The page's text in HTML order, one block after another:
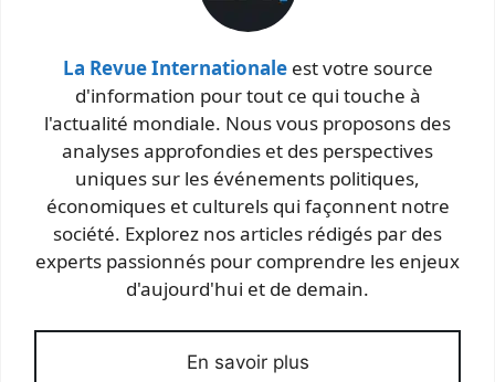
La Revue Internationaleest votre source
d'information pour tout ce qui touche à
l'actualité mondiale. Nous vous proposons des
analyses approfondies et des perspectives
uniques sur les événements politiques,
économiques et culturels qui façonnent notre
société. Explorez nos articles rédigés par des
experts passionnés pour comprendre les enjeux
d'aujourd'hui et de demain.
En savoir plus